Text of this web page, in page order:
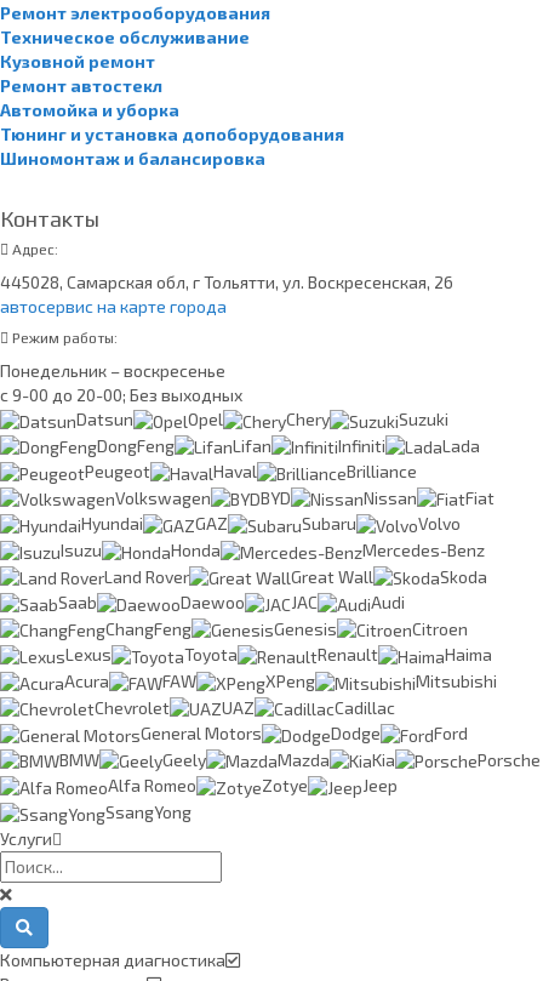
Ремонт электрооборудования
Техническое обслуживание
Кузовной ремонт
Ремонт автостекл
Автомойка и уборка
Тюнинг и установка допоборудования
Шиномонтаж и балансировка
Контакты
Адрес:
445028, Самарская обл, г Тольятти, ул. Воскресенская, 26
автосервис на карте города
Режим работы:
Понедельник – воскресенье
с 9-00 до 20-00; Без выходных
Datsun
Opel Chery
Suzuki
DongFeng
Lifan Infiniti
Lada
Peugeot
Haval
Brilliance
Volkswagen
BYD Nissan
Fiat
Hyundai
GAZ Subaru
Volvo
Isuzu
Honda
Mercedes-Benz
Land Rover
Great Wall
Skoda
Saab
Daewoo JAC
Audi
ChangFeng
Genesis
Citroen
Lexus
Toyota Renault
Haima
Acura
FAW XPeng
Mitsubishi
Chevrolet
UAZ
Cadillac
General Motors
Dodge
Ford
BMW
Geely Mazda Kia
Porsche
Alfa Romeo
Zotye
Jeep
SsangYong
Услуги
Компьютерная диагностика